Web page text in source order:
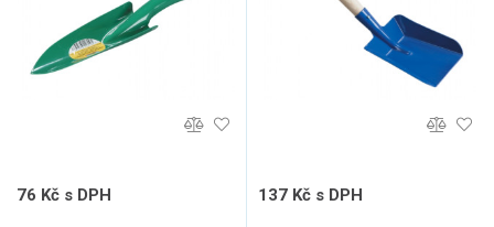
76 Kč s DPH 137 Kč s DPH